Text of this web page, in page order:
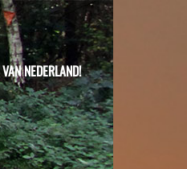
NEDERLAND!